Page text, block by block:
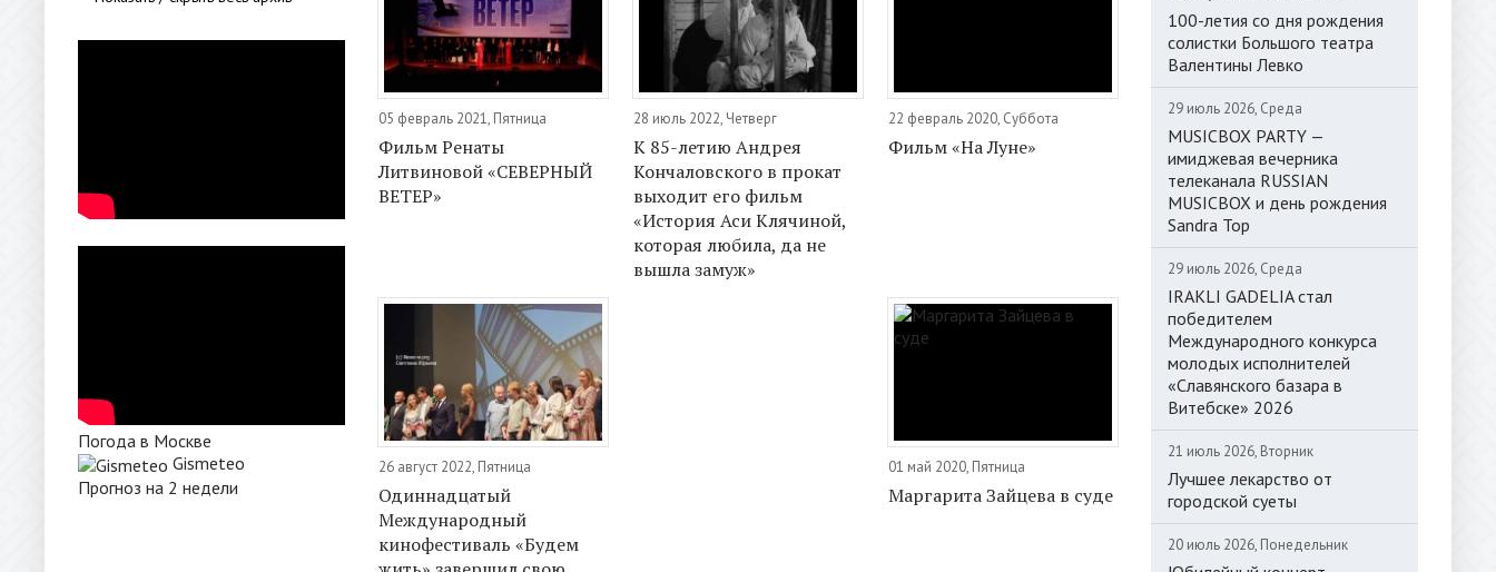
Погода в Москве
Gismeteo
Прогноз на 2 недели
05 февраль 2021, Пятница
Фильм Ренаты
Литвиновой «СЕВЕРНЫЙ
ВЕТЕР»
28 июль 2022, Четверг
К 85-летию Андрея
Кончаловского в прокат
выходит его фильм
«История Аси Клячиной,
которая любила, да не
вышла замуж»
22 февраль 2020, Суббота
Фильм «На Луне»
26 август 2022, Пятница
Одиннадцатый
Международный
кинофестиваль «Будем
01 май 2020, Пятница
Маргарита Зайцева в суде
100-летия со дня рождения
солистки Большого театра
Валентины Левко
29 июль 2026, Среда
MUSICBOX PARTY —
имиджевая вечерника
телеканала RUSSIAN
MUSICBOX и день рождения
Sandra Top
29 июль 2026, Среда
IRAKLI GADELIA стал
победителем
Международного конкурса
молодых исполнителей
«Славянского базара в
Витебске» 2026
21 июль 2026, Вторник
Лучшее лекарство от
городской суеты
20 июль 2026, Понедельник